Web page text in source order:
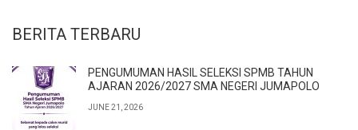
BERITA TERBARU
PENGUMUMAN HASIL SELEKSI SPMB TAHUN
AJARAN 2026/2027 SMA NEGERI JUMAPOLO
JUNE 21, 2026